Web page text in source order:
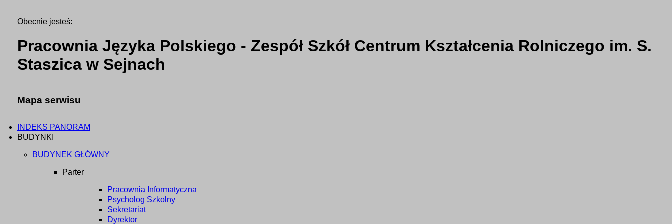
Obecnie jesteś:
Pracownia Języka Polskiego - Zespół Szkół Centrum Kształcenia Rolniczego im. S.
Staszica w Sejnach
Mapa serwisu
INDEKS PANORAM
BUDYNKI
BUDYNEK GŁÓWNY
Parter
Pracownia Informatyczna
Psycholog Szkolny
Sekretariat
Dyrektor